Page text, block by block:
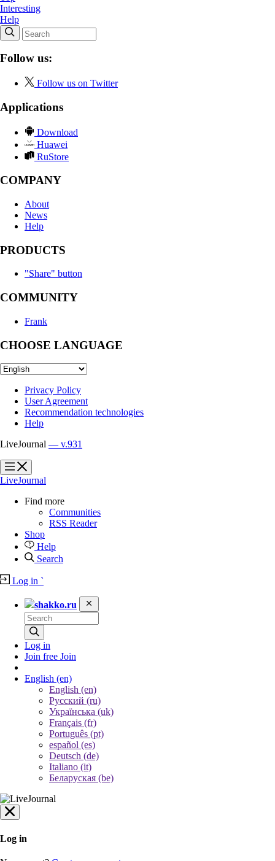
Interesting
Help
Follow us:
Follow us on Twitter
Applications
Download
Huawei
RuStore
COMPANY
About
News
Help
PRODUCTS
"Share" button
COMMUNITY
Frank
CHOOSE LANGUAGE
Privacy Policy
User Agreement
Recommendation technologies
Help
LiveJournal — v.931
?
?
LiveJournal
Find more
Communities
RSS Reader
Shop
Help
Search
Log in `
shakko.ru
Log in
Join free Join
English (en)
English (en)
Русский (ru)
Українська (uk)
Français (fr)
Português (pt)
español (es)
Deutsch (de)
Italiano (it)
Беларуская (be)
Log in